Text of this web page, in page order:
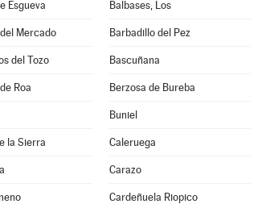
Esgueva Balbases, Los
Mercado Barbadillo del Pez
del Tozo Bascuñana
Roa Berzosa de Bureba
Buniel
la Sierra Caleruega
Carazo
Cardeñuela Riopico